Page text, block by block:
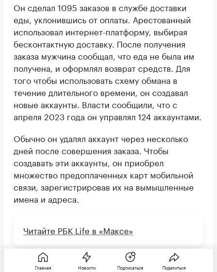
Он сделал 1095 заказов в службе доставки
еды, уклонившись от оплаты. Арестованный
использовал интернет-платформу, выбирая
бесконтактную доставку. После получения
заказа мужчина сообщал, что еда не была им
получена, и оформлял возврат средств. Для
того чтобы использовать схему обмана в
течение длительного времени, он создавал
новые аккаунты. Власти сообщили, что с
апреля 2023 года он управлял 124 аккаунтами.
Обычно он удалял аккаунт через несколько
дней после совершения заказа. Чтобы
создавать эти аккаунты, он приобрел
множество предоплаченных карт мобильной
связи, зарегистрировав их на вымышленные
имена и адреса.
Читайте РБК Life в «Максе»
Теги
Главная Новости Подписаться Поделиться